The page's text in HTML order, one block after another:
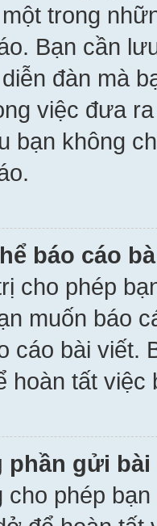
trong
Bạn cần
đàn mà
việc đưa
bạn không
báo cáo
cho phép
muốn báo
cáo bài viết.
hoàn tất việc
phần gửi
phép